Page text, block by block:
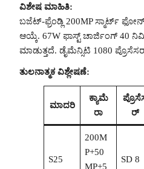
ವಿಶೇಷ ಮಾಹಿತಿ:
ಬಜೆಟ್-ಫ್ರೆಂಡ್ಲಿ 200MP ಸ್ಮಾರ್ಟ್
ಆಯ್ಕೆ. 67W ಫಾಸ್ಟ್ ಚಾರ್ಜಿಂಗ್ 40
ಮಾಡುತ್ತದೆ. ಡೈಮೆನ್ಸಿಟಿ 1080
ತುಲನಾತ್ಮಕ ವಿಶ್ಲೇಷಣೆ:
ಮಾದರಿ
ಕ್ಯಾಮೆ
ರಾ
ರ್
S25
200M
P+50
MP+5
SD 8